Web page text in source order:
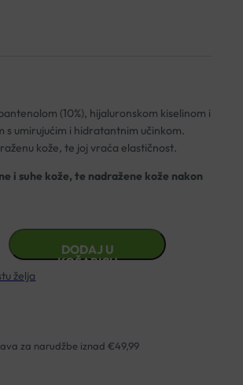
(10%), hijaluronskom kiselinom i
s umirujućim i hidratantnim učinkom.
kože, te joj vraća elastičnost.
i suhe kože, te nadražene kože nakon
DODAJ U
KOŠARICU
želja
za narudžbe iznad €49,99